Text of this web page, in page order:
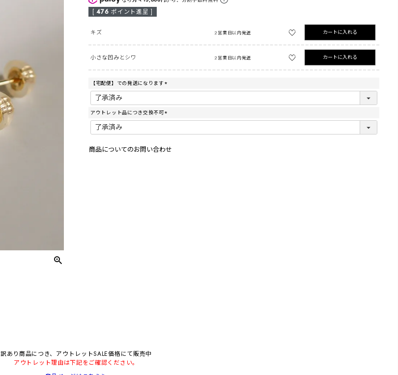
[ 476 ポイント進呈 ]
キズ 2営業日以内発送 カートに入れる
小さな凹みとシワ 2営業日以内発送 カートに入れる
【宅配便】での発送になります
(
須
)
アウトレット品につき交換不可
(
須
商品についてのお問い合わせ
訳あり商品につき、アウトレットSALE価格にて販売中
アウトレット理由は下記をご確認ください。